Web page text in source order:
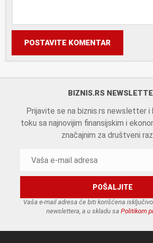
POSTAVITE KOMENTAR
BIZNIS.RS
Prijavite se na biznis.rs newsletter i
toku sa najnovijim finansijskim i
značajnim za društveni
Vaša e-mail adresa će biti korišćena
newslettera, a u skladu sa Politikom